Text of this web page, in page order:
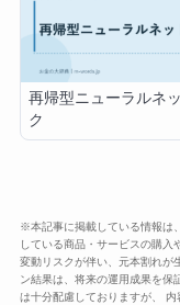
再帰型ニューラルネ
ク
※本記事に掲載している情報は
している商品・サービスの購
変動リスクが伴い、元本割れが
ン結果は、将来の運用成果を保
は十分配慮しておりますが、 内